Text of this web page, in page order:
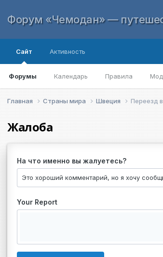
Форум «Чемодан» —
Сайт
Форумы Календарь Правила
Активность
Главная Страны мира Швеция Переезд
Жалоба
На что именно вы жалуетесь?
Your Report